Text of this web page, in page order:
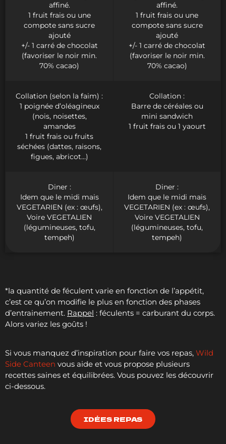
affiné.
1 fruit frais ou une
compote sans sucre
ajouté
+/- 1 carré de chocolat
(favoriser le noir min.
70% cacao)
affiné.
1 fruit frais ou une
compote sans sucre
ajouté
+/- 1 carré de chocolat
(favoriser le noir min.
70% cacao)
Collation (selon la faim) :
1 poignée d’oléagineux
(nois, noisettes,
amandes
1 fruit frais ou fruits
séchées (dattes, raisons,
figues, abricot…)
Collation :
Barre de céréales ou
mini sandwich
1 fruit frais ou 1 yaourt
Diner :
Idem que le midi mais
VEGETARIEN (ex : œufs),
Voire VEGETALIEN
(légumineuses, tofu,
tempeh)
Diner :
Idem que le midi mais
VEGETARIEN (ex : œufs),
Voire VEGETALIEN
(légumineuses, tofu,
tempeh)
*la quantité de féculent varie en fonction de l’appétit,
c’est ce qu’on modifie le plus en fonction des phases
d’entrainement. Rappel : féculents = carburant du corps.
Alors variez les goûts !
Si vous manquez d’inspiration pour faire vos repas, Wild
Side Canteen vous aide et vous propose plusieurs
recettes saines et équilibrées. Vous pouvez les découvrir
ci-dessous.
IDÉES REPAS